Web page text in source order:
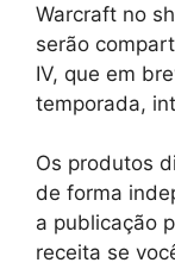
Warcraft no
serão
IV, que em
temporada,
Os produtos
de forma
a publicação
receita se